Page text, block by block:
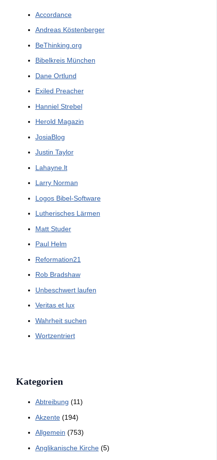
Accordance
Andreas Köstenberger
BeThinking.org
Bibelkreis München
Dane Ortlund
Exiled Preacher
Hanniel Strebel
Herold Magazin
JosiaBlog
Justin Taylor
Lahayne.lt
Larry Norman
Logos Bibel-Software
Lutherisches Lärmen
Matt Studer
Paul Helm
Reformation21
Rob Bradshaw
Unbeschwert laufen
Veritas et lux
Wahrheit suchen
Wortzentriert
Kategorien
Abtreibung (11)
Akzente(194)
Allgemein (753)
Anglikanische Kirche(5)